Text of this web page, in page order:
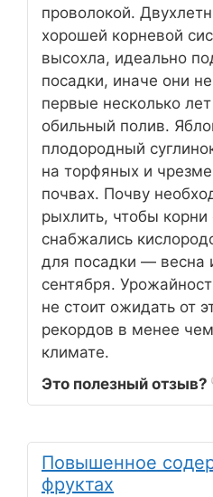
проволокой.
хорошей корневой
высохла, идеально
посадки, иначе они
первые несколько
обильный полив.
плодородный
на торфяных и
почвах. Почву
рыхлить, чтобы
снабжались
для посадки — весна
сентября.
не стоит ожидать от
рекордов в менее
климате.
Это полезный отзыв?
Повышенное
фруктах